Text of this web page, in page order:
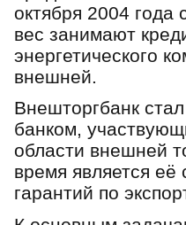
октября 2004
вес занимают
энергетического
внешней.
Внешторгбанк
банком,
области внешней
время является
гарантий по